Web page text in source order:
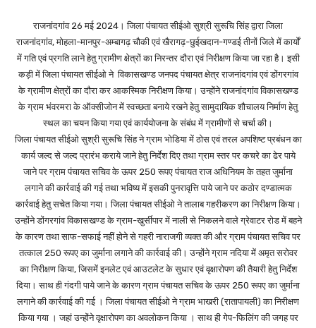
राजनांदगांव 26 मई 2024। जिला पंचायत सीईओ सुश्री सुरूचि सिंह द्वारा जिला
राजनांदगांव, मोहला-मानपुर-अम्बागढ़ चौकी एवं खैरागढ़-छुईखदान-गण्डई तीनों जिले में कार्यों
में गति एवं प्रगति लाने हेतु ग्रामीण क्षेत्रों का निरन्तर दौरा एवं निरीक्षण किया जा रहा है। इसी
कड़ी में जिला पंचायत सीईओ ने विकासखण्ड जनपद पंचायत क्षेत्र राजनांदगांव एवं डोंगरगांव
के ग्रामीण क्षेत्रों का दौरा कर आकस्मिक निरीक्षण किया। उन्होंने राजनांदगांव विकासखण्ड
के ग्राम भंवरमरा के ऑक्सीजोन में स्वच्छता बनाये रखने हेतु सामुदायिक शौचालय निर्माण हेतु
स्थल का चयन किया गया एवं कार्ययोजना के संबंध में ग्रामीणों से चर्चा की।
जिला पंचायत सीईओ सुश्री सुरूचि सिंह ने ग्राम भोडिया में ठोस एवं तरल अपशिष्ट प्रबंधन का
कार्य जल्द से जल्द प्रारंभ कराये जाने हेतु निर्देश दिए तथा ग्राम स्तर पर कचरे का ढेर पाये
जाने पर ग्राम पंचायत सचिव के ऊपर 250 रूपए पंचायत राज अधिनियम के तहत जुर्माना
लगाने की कार्रवाई की गई तथा भविष्य में इसकी पुनरावृत्ति पाये जाने पर कठोर दण्डात्मक
कार्रवाई हेतु सचेत किया गया। जिला पंचायत सीईओ ने तालाब गहरीकरण का निरीक्षण किया।
उन्होंने डोंगरगांव विकासखण्ड के ग्राम-खुर्सीपार में नाली से निकलने वाले ग्रेवाटर रोड में बहने
के कारण तथा साफ-सफाई नहीं होने से गहरी नाराजगी व्यक्त की और ग्राम पंचायत सचिव पर
तत्काल 250 रूपए का जुर्माना लगाने की कार्रवाई की। उन्होंने ग्राम नदिया में अमृत सरोवर
का निरीक्षण किया, जिसमें इनलेट एवं आउटलेट के सुधार एवं वृक्षारोपण की तैयारी हेतु निर्देश
दिया। साथ ही गंदगी पाये जाने के कारण ग्राम पंचायत सचिव के ऊपर 250 रूपए का जुर्माना
लगाने की कार्रवाई की गई । जिला पंचायत सीईओ ने ग्राम भाखरी (रातापायली) का निरीक्षण
किया गया । जहां उन्होंने वृक्षारोपण का अवलोकन किया । साथ ही गेप-फिलिंग की जगह पर